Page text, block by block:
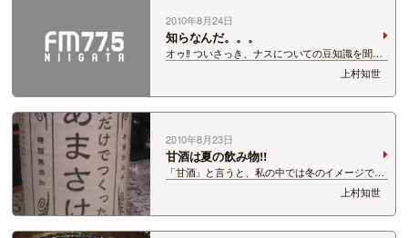
2010年8月24日
知らなんだ。。。
オゥ!! ついさっき、ナスについての豆知識を聞い
て、 めちゃくちゃそわそわしてます!! 大事に大事
に育てているうちのナス子デラックス。 1個目が
生ったといいましたが、 今日、イケメンロン毛ミ
キサーに 「ナス、もうとりまし…
上村知世
2010年8月23日
甘酒は夏の飲み物!!
「甘酒」と言うと、私の中では冬のイメージです
が、 違うらしいんです。 江戸時代には、夏バテ
防止ドリンクとして夏の時期の飲み物だったとの
こと。 だから甘酒は、俳句の中でも夏の季語。
へぇー。へぇー、、、80へぇ。 甘酒には…
上村知世